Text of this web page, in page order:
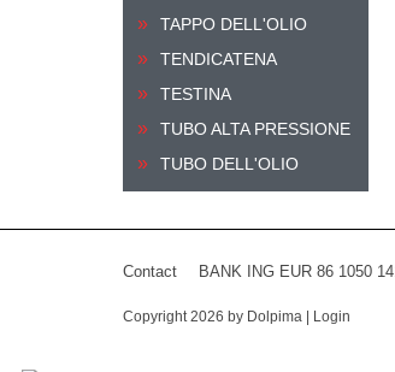
TAPPO DELL'OLIO
TENDICATENA
TESTINA
TUBO ALTA PRESSIONE
TUBO DELL'OLIO
Contact BANK ING EUR 86 1050
Copyright 2026 by Dolpima Login